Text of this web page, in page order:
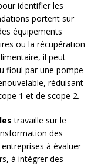
identifier les
portent sur
équipements
ou la récupération
il peut
fioul par une pompe
réduisant
1 et de scope 2.
travaille sur le
des
à évaluer
à intégrer des